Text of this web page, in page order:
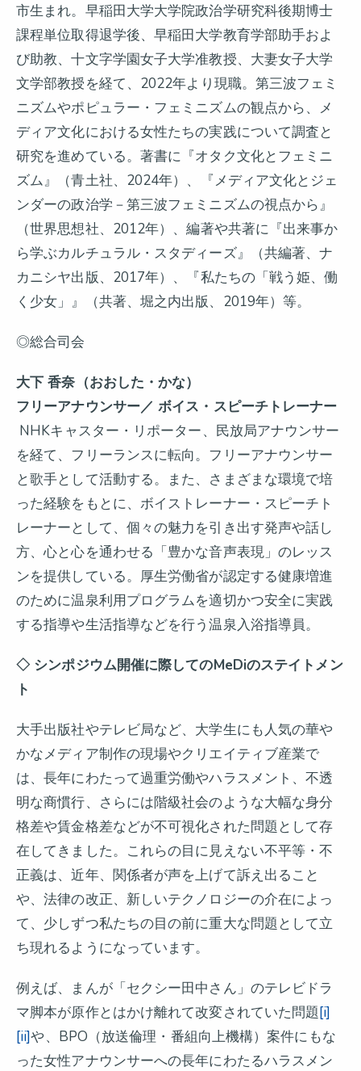
市生まれ。早稲田大学大学院政治学研究科後期博士
課程単位取得退学後、早稲田大学教育学部助手およ
び助教、十文字学園女子大学准教授、大妻女子大学
文学部教授を経て、2022年より現職。第三波フェミ
ニズムやポピュラー・フェミニズムの観点から、メ
ディア文化における女性たちの実践について調査と
研究を進めている。著書に『オタク文化とフェミニ
ズム』（青土社、2024年）、『メディア文化とジェ
ンダーの政治学－第三波フェミニズムの視点から』
（世界思想社、2012年）、編著や共著に『出来事か
ら学ぶカルチュラル・スタディーズ』（共編著、ナ
カニシヤ出版、2017年）、『私たちの「戦う姫、働
く少女」』（共著、堀之内出版、2019年）等。
◎総合司会
大下 香奈（おおした・かな）
フリーアナウンサー／ ボイス・スピーチトレーナー
NHKキャスター・リポーター、民放局アナウンサー
を経て、フリーランスに転向。フリーアナウンサー
と歌手として活動する。また、さまざまな環境で培
った経験をもとに、ボイストレーナー・スピーチト
レーナーとして、個々の魅力を引き出す発声や話し
方、心と心を通わせる「豊かな音声表現」のレッス
ンを提供している。厚生労働省が認定する健康増進
のために温泉利用プログラムを適切かつ安全に実践
する指導や生活指導などを行う温泉入浴指導員。
◇ シンポジウム開催に際してのMeDiのステイトメン
ト
大手出版社やテレビ局など、大学生にも人気の華や
かなメディア制作の現場やクリエイティブ産業で
は、長年にわたって過重労働やハラスメント、不透
明な商慣行、さらには階級社会のような大幅な身分
格差や賃金格差などが不可視化された問題として存
在してきました。これらの目に見えない不平等・不
正義は、近年、関係者が声を上げて訴え出ること
や、法律の改正、新しいテクノロジーの介在によっ
て、少しずつ私たちの目の前に重大な問題として立
ち現れるようになっています。
例えば、まんが「セクシー田中さん」のテレビドラ
マ脚本が原作とはかけ離れて改変されていた問題[i]
[ii]や、BPO（放送倫理・番組向上機構）案件にもな
った女性アナウンサーへの長年にわたるハラスメン